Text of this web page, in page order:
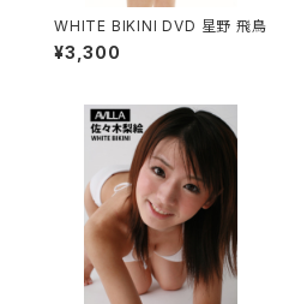
WHITE BIKINI DVD 星野 飛鳥
¥3,300